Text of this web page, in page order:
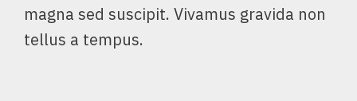
magna sed suscipit. Vivamus gravida non
tellus a tempus.